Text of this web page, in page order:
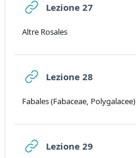
Lezione 27
Altre Rosales
Lezione 28
Fabales (Fabaceae, Polygalacee)
Lezione 29